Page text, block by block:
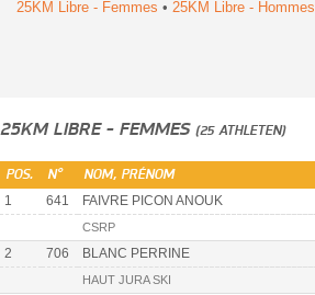
25KM Libre - Femmes • 25KM Libre - Hommes
25KM LIBRE - FEMMES (25 ATHLETEN)
POS. N° NOM, PRÉNOM
1 641 FAIVRE PICON ANOUK
CSRP
2 706 BLANC PERRINE
HAUT JURA SKI